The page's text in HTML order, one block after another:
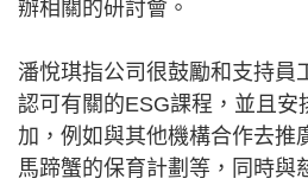
辦相關的研討會。
潘悅琪指公司很鼓勵和支持員
認可有關的ESG課程，並且安
加，例如與其他機構合作去推
馬蹄蟹的保育計劃等，同時與